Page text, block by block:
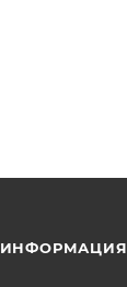
ИНФОРМАЦИЯ